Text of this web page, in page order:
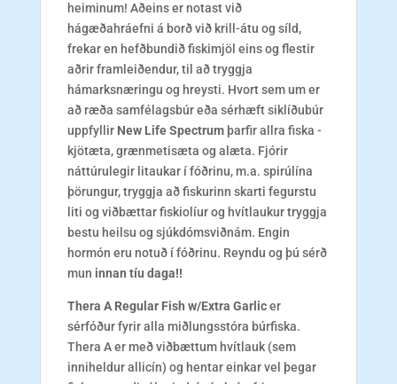
heiminum! Aðeins er notast við
hágæðahráefni á borð við krill-átu og síld,
frekar en hefðbundið fiskimjöl eins og flestir
aðrir framleiðendur, til að tryggja
hámarksnæringu og hreysti. Hvort sem um er
að ræða samfélagsbúr eða sérhæft siklíðubúr
uppfyllir New Life Spectrum þarfir allra fiska -
kjötæta, grænmetisæta og alæta. Fjórir
náttúrulegir litaukar í fóðrinu, m.a. spirúlína
þörungur, tryggja að fiskurinn skarti fegurstu
liti og viðbættar fiskiolíur og hvítlaukur tryggja
bestu heilsu og sjúkdómsviðnám. Engin
hormón eru notuð í fóðrinu. Reyndu og þú sérð
mun innan tíu daga!!
Thera A Regular Fish w/Extra Garlicer
sérfóður fyrir alla miðlungsstóra búrfiska.
Thera A er með viðbættum hvítlauk (sem
inniheldur allicín) og hentar einkar vel þegar